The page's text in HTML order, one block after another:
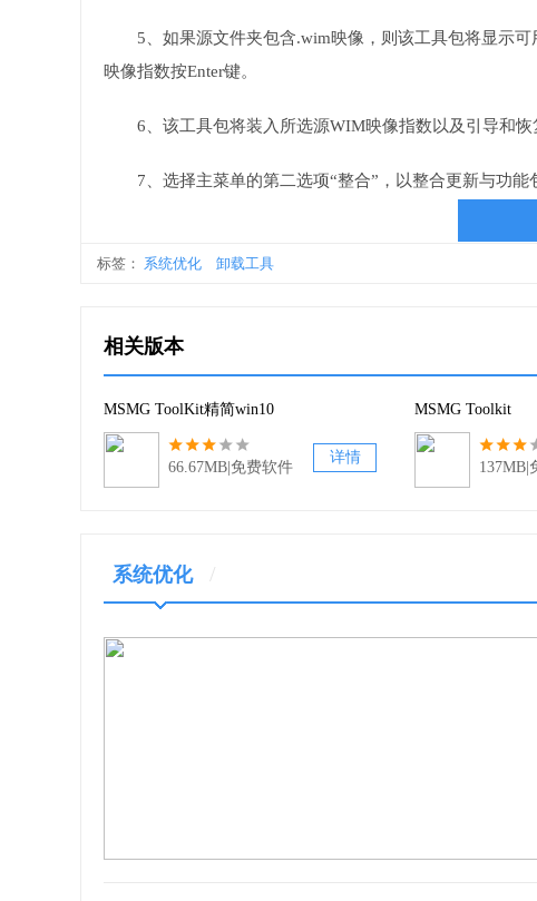
5、如果源文件夹包含.wim映像，则该工具包将显示
映像指数按Enter键。
6、该工具包将装入所选源WIM映像指数以及引导和恢
7、选择主菜单的第二选项“整合”，以整合更新与功能
10、选择第五选项从主菜单“应用源”应用/放弃更改所
11、选择第六届选项“选择目标”，从主菜单炼成/
WIM映像到USB闪存盘，格式化USB闪存驱动器。
12、选择7选项“选项”从主菜单中设置自定义工具包的
软件特色
3、当没有选择源文件时，即使是引导映像没选，也
标签： 系统优化 卸载工具
相关版本
MSMG ToolKit精简win10
66.67MB|免费软件
详情
MSMG Toolkit
137MB|
系统优化 /